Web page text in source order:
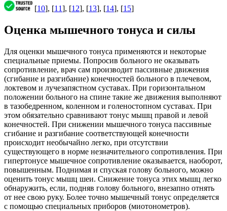
[10], [11], [12], [13], [14], [15]
Оценка мышечного тонуса и силы
Для оценки мышечного тонуса применяются и некоторые
специальные приемы. Попросив больного не оказывать
сопротивление, врач сам производит пассивные движения
(сгибание и разгибание) конечностей больного в плечевом,
локтевом и лучезапястном суставах. При горизонтальном
положении больного на спине такие же движения выполняют
в тазобедренном, коленном и голеностопном суставах. При
этом обязательно сравнивают тонус мышц правой и левой
конечностей. При снижении мышечного тонуса пассивные
сгибание и разгибание соответствующей конечности
происходит необычайно легко, при отсутствии
существующего в норме незначительного сопротивления. При
гипертонусе мышечное сопротивление оказывается, наоборот,
повышенным. Поднимая и спуская голову больного, можно
оценить тонус мышц шеи. Снижение тонуса этих мышц легко
обнаружить, если, подняв голову больного, внезапно отнять
от нее свою руку. Более точно мышечный тонус определяется
с помощью специальных приборов (миотонометров).